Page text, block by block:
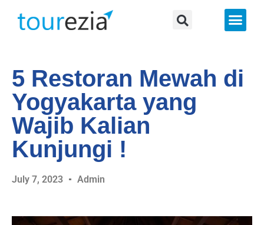
5 Restoran Mewah di
Yogyakarta yang
Wajib Kalian
Kunjungi !
July 7, 2023 Admin